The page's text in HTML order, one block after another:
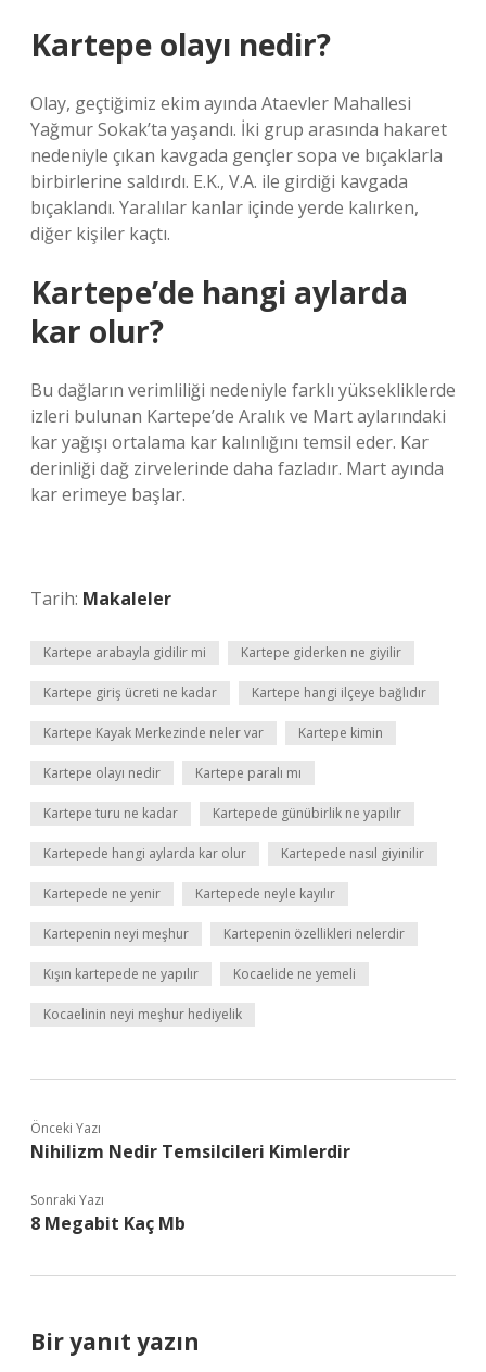
Kartepe olayı nedir?
Olay, geçtiğimiz ekim ayında Ataevler Mahallesi
Yağmur Sokak’ta yaşandı. İki grup arasında hakaret
nedeniyle çıkan kavgada gençler sopa ve bıçaklarla
birbirlerine saldırdı. E.K., V.A. ile girdiği kavgada
bıçaklandı. Yaralılar kanlar içinde yerde kalırken,
diğer kişiler kaçtı.
Kartepe’de hangi aylarda
kar olur?
Bu dağların verimliliği nedeniyle farklı yüksekliklerde
izleri bulunan Kartepe’de Aralık ve Mart aylarındaki
kar yağışı ortalama kar kalınlığını temsil eder. Kar
derinliği dağ zirvelerinde daha fazladır. Mart ayında
kar erimeye başlar.
Tarih: Makaleler
Kartepe arabayla gidilir mi Kartepe giderken ne giyilir
Kartepe giriş ücreti ne kadar Kartepe hangi ilçeye bağlıdır
Kartepe Kayak Merkezinde neler var Kartepe kimin
Kartepe olayı nedir Kartepe paralı mı
Kartepe turu ne kadar Kartepede günübirlik ne yapılır
Kartepede hangi aylarda kar olur Kartepede nasıl giyinilir
Kartepede ne yenir Kartepede neyle kayılır
Kartepenin neyi meşhur Kartepenin özellikleri nelerdir
Kışın kartepede ne yapılır Kocaelide ne yemeli
Kocaelinin neyi meşhur hediyelik
Önceki Yazı
Nihilizm Nedir Temsilcileri Kimlerdir
Sonraki Yazı
8 Megabit Kaç Mb
Bir yanıt yazın